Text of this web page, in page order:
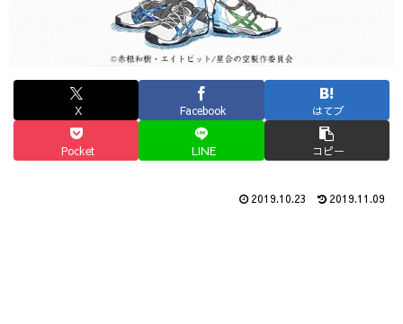
X Facebook はてブ
Pocket LINE コピー
2019.10.23 2019.11.09